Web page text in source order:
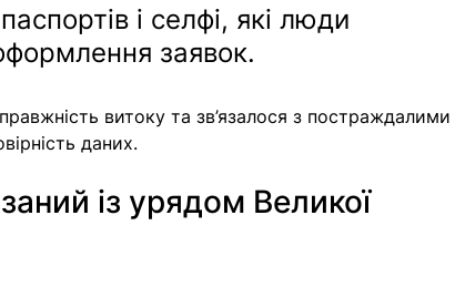
і селфі, які люди
заявок.
витоку та зв’язалося з постраждалими
даних.
із урядом Великої